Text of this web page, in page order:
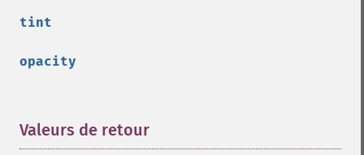
tint
opacity
Valeurs de retour
getImageGreenPrimary
getImageHistogram
getImageIterations
getImageLength